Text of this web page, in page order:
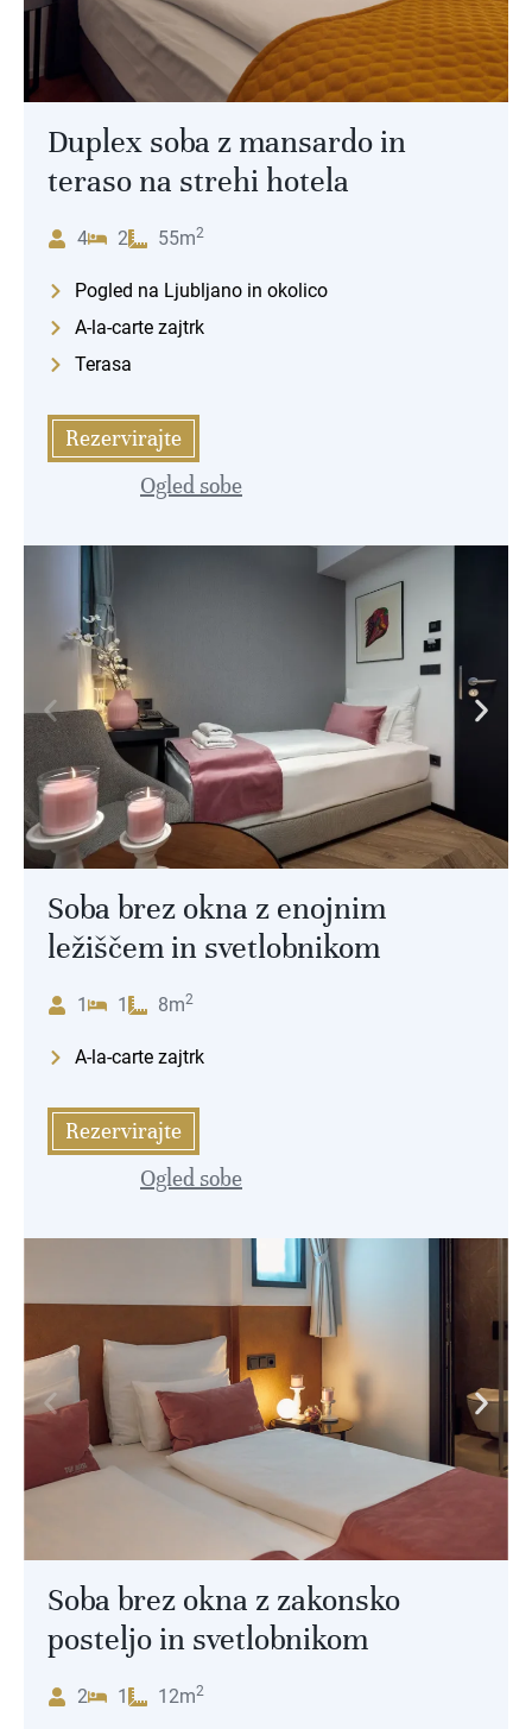
Duplex soba z mansardo in
teraso na strehi hotela
4 2 55m2
Pogled na Ljubljano in okolico
A-la-carte zajtrk
Terasa
Rezervirajte
Ogled sobe
Soba brez okna z enojnim
ležiščem in svetlobnikom
1 1 8m2
A-la-carte zajtrk
Rezervirajte
Ogled sobe
Soba brez okna z zakonsko
posteljo in svetlobnikom
2 1 12m2